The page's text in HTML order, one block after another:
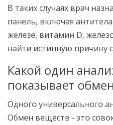
В таких случаях врач
панель, включая
железе, витамин D,
найти истинную причину
Какой один
показывает
Одного универсального
Обмен веществ - это